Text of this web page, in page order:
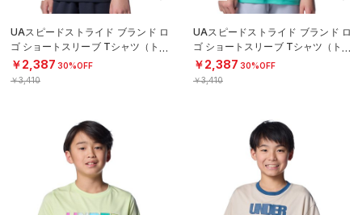
UAスピードストライド ブランド ロ
ゴ ショートスリーブ Tシャツ（トレ
ーニング/BOYS）
￥2,387 30%OFF
￥3,410
UAスピードストライド ブランド ロ
ゴ ショートスリーブ Tシャツ（トレ
ーニング/BOYS）
￥2,387 30%OFF
￥3,410